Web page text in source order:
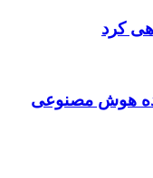
کرد
هوش مصنوعی